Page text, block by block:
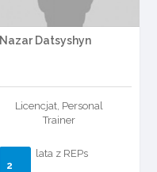
Nazar Datsyshyn
Licencjat, Personal
Trainer
2
lata z REPs